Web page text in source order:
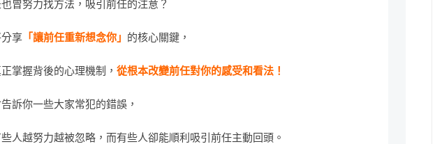
曾努力找方法，吸引前任的注意？
享 「讓前任重新想念你」 的核心關鍵，
掌握背後的心理機制，從根本改變前任對你的感受和看法！
訴你一些大家常犯的錯誤，
人越努力越被忽略，而有些人卻能順利吸引前任主動回頭。